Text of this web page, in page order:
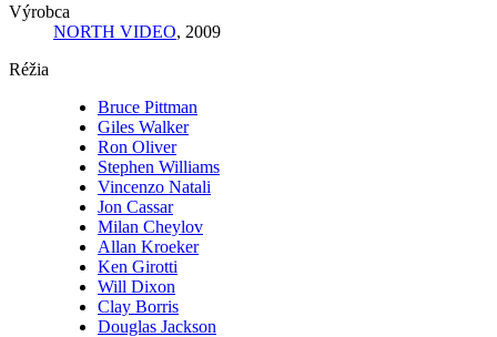
Výrobca
NORTH VIDEO, 2009
Réžia
Bruce Pittman
Giles Walker
Ron Oliver
Stephen Williams
Vincenzo Natali
Jon Cassar
Milan Cheylov
Allan Kroeker
Ken Girotti
Will Dixon
Clay Borris
Douglas Jackson